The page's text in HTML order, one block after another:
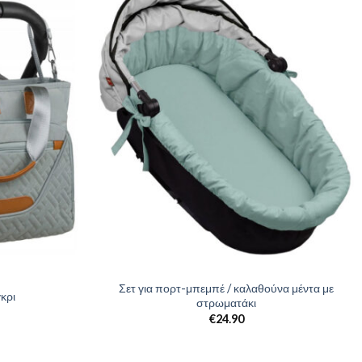
Σετ για πορτ-μπεμπέ / καλαθούνα μέντα με
στρωματάκι
€24.90